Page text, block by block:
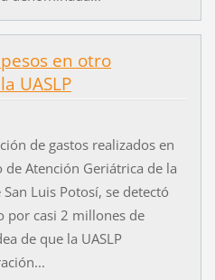
en otro
UASLP
de gastos realizados en
Atención Geriátrica de la
Luis Potosí, se detectó
por casi 2 millones de
de que la UASLP